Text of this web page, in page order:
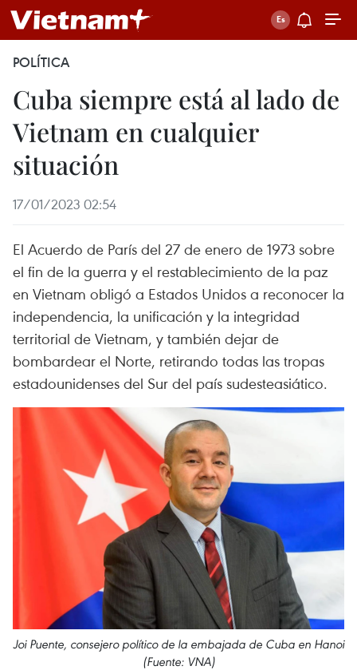
POLÍTICA
Cuba siempre está al lado de
Vietnam en cualquier
situación
17/01/2023 02:54
El Acuerdo de París del 27 de enero de 1973 sobre
el fin de la guerra y el restablecimiento de la paz
en Vietnam obligó a Estados Unidos a reconocer la
independencia, la unificación y la integridad
territorial de Vietnam, y también dejar de
bombardear el Norte, retirando todas las tropas
estadounidenses del Sur del país sudesteasiático.
Joi Puente, consejero político de la embajada de Cuba en Hanoi
(Fuente: VNA)